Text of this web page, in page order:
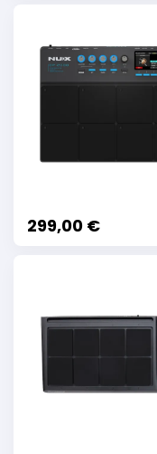
299,00 €